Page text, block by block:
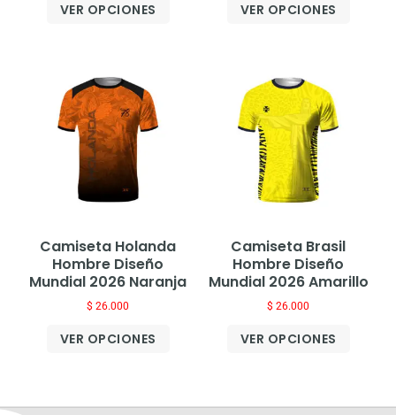
VER OPCIONES VER OPCIONES
Camiseta Holanda
Hombre Diseño
Mundial 2026 Naranja
$ 26.000
VER OPCIONES
Camiseta Brasil
Hombre Diseño
Mundial 2026 Amarillo
$ 26.000
VER OPCIONES